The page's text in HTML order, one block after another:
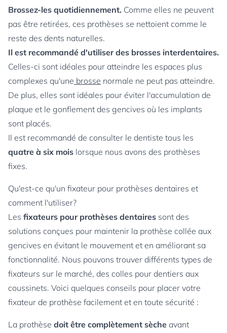
Brossez-les quotidiennement. Comme elles ne peuvent
pas être retirées, ces prothèses se nettoient comme le
reste des dents naturelles.
Il est recommandé d'utiliser des brosses interdentaires.
Celles-ci sont idéales pour atteindre les espaces plus
complexes qu'une brosse normale ne peut pas atteindre.
De plus, elles sont idéales pour éviter l'accumulation de
plaque et le gonflement des gencives où les implants
sont placés.
Il est recommandé de consulter le dentiste tous les
quatre à six mois lorsque nous avons des prothèses
fixes.
Qu'est-ce qu'un fixateur pour prothèses dentaires et
comment l'utiliser?
Les fixateurs pour prothèses dentaires sont des
solutions conçues pour maintenir la prothèse collée aux
gencives en évitant le mouvement et en améliorant sa
fonctionnalité. Nous pouvons trouver différents types de
fixateurs sur le marché, des colles pour dentiers aux
coussinets. Voici quelques conseils pour placer votre
fixateur de prothèse facilement et en toute sécurité :
La prothèse doit être complètement sèche avant